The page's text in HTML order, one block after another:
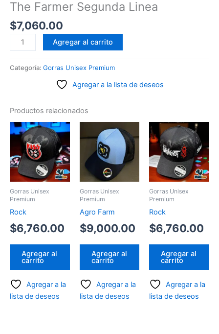
The Farmer Segunda Linea
$7,060.00
The
Farmer
Segunda
Linea
Agregar al carrito
Categoría: Gorras Unisex Premium
Agregar a la lista de deseos
Productos relacionados
Gorras Unisex
Premium
Rock
$6,760.00
Agregar al
carrito
Agregar a la
lista de deseos
Gorras Unisex
Premium
Agro Farm
$9,000.00
Agregar al
carrito
Agregar a la
lista de deseos
Gorras Unisex
Premium
Rock
$6,760.00
Agregar al
carrito
Agregar a la
lista de deseos